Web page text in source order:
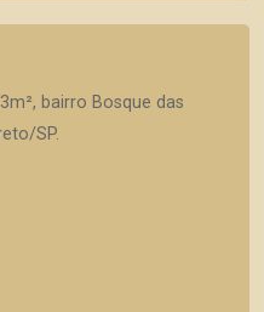
bairro Bosque das
SP.